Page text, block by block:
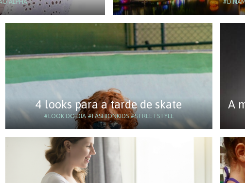
ALPHA
4 looks para a tarde de skate
#LOOK DO DIA#FASHIONKIDS#STREETSTYLE
A